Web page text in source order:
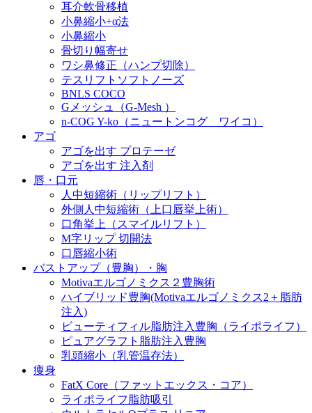
耳介軟骨移植
小鼻縮小+α法
小鼻縮小
骨切り幅寄せ
ワシ鼻修正（ハンプ切除）
テスリフトソフトノーズ
BNLS COCO
Gメッシュ（G-Mesh ）
n-COG Y-ko（ニュートンコグ ワイコ）
アゴ
アゴを出す プロテーゼ
アゴを出す 注入剤
唇・口元
人中短縮術（リップリフト）
外側人中短縮術（上口唇挙上術）
口角挙上（スマイルリフト）
M字リップ 切開法
口唇縮小術
バストアップ（豊胸）・胸
Motivaエルゴノミクス２豊胸術
ハイブリッド豊胸(Motivaエルゴノミクス2＋脂肪
注入)
ビューティフィル脂肪注入豊胸（ライポライフ）
ピュアグラフト脂肪注入豊胸
乳頭縮小（乳管温存法）
痩身
FatX Core（ファットエックス・コア）
ライポライフ脂肪吸引